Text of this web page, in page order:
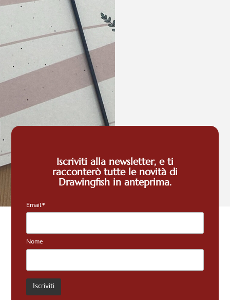
Iscriviti alla newsletter, e ti
racconterò tutte le novità di
Drawingfish in anteprima.
Email*
Nome